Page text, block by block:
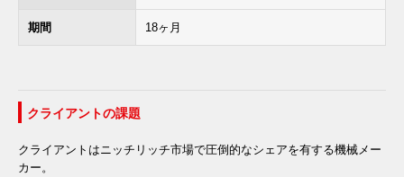
期間 18ヶ月
クライアントの課題
クライアントはニッチリッチ市場で圧倒的なシェアを有する機械メー
カー。